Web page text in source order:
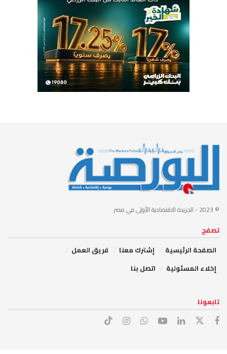
© 2023 - الجريدة الاقتصادية الأولى في مصر
تصفح
الصفحة الرئيسية
إشترك معنا
فريق العمل
إخلاء المسئولية
اتصل بنا
تابعونا